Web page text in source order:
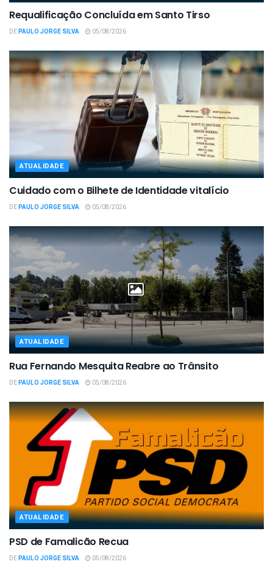
Requalificação Concluída em Santo Tirso
DEPAULO JORGE SILVA 05/08/2026
ATUALIDADE
Cuidado com o Bilhete de Identidade vitalício
DEPAULO JORGE SILVA 05/08/2026
ATUALIDADE
Rua Fernando Mesquita Reabre ao Trânsito
DEPAULO JORGE SILVA 05/08/2026
ATUALIDADE
PSD de Famalicão Recua
DEPAULO JORGE SILVA 05/08/2026